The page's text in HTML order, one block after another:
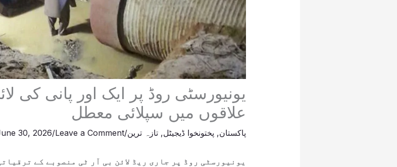
یونیورسٹی روڈ پر ایک اور پانی کی
علاقوں میں سپلائی معطل
پاکستان, پختونخوا ڈیجیٹل, تازہ ترین/
Leave a Comment
/
30, 2026
یونیورسٹی روڈ پر جاری ریڈ لائن بی آر ٹی منصوبے کے